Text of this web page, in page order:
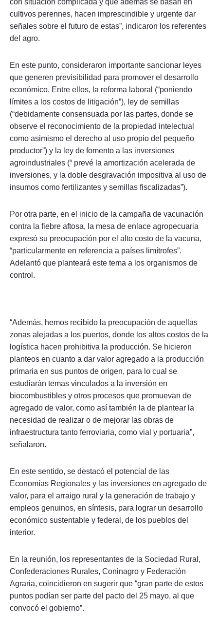
cultivos perennes, hacen imprescindible y urgente dar
señales sobre el futuro de estas”, indicaron los referentes
del agro.
En este punto, consideraron importante sancionar leyes
que generen previsibilidad para promover el desarrollo
económico. Entre ellos, la reforma laboral (“poniendo
límites a los costos de litigación”), ley de semillas
(“debidamente consensuada por las partes, donde se
observe el reconocimiento de la propiedad intelectual
como asimismo el derecho al uso propio del pequeño
productor”) y la ley de fomento a las inversiones
agroindustriales (“ prevé la amortización acelerada de
inversiones, y la doble desgravación impositiva al uso de
insumos como fertilizantes y semillas fiscalizadas”).
Por otra parte, en el inicio de la campaña de vacunación
contra la fiebre aftosa, la mesa de enlace agropecuaria
expresó su preocupación por el alto costo de la vacuna,
“particularmente en referencia a países limítrofes”.
Adelantó que planteará este tema a los organismos de
control.
“Además, hemos recibido la preocupación de aquellas
zonas alejadas a los puertos, donde los altos costos de la
logística hacen prohibitiva la producción. Se hicieron
planteos en cuanto a dar valor agregado a la producción
primaria en sus puntos de origen, para lo cual se
estudiarán temas vinculados a la inversión en
biocombustibles y otros procesos que promuevan de
agregado de valor, como así también la de plantear la
necesidad de realizar o de mejorar las obras de
infraestructura tanto ferroviaria, como vial y portuaria”,
señalaron.
En este sentido, se destacó el potencial de las
Economías Regionales y las inversiones en agregado de
valor, para el arraigo rural y la generación de trabajo y
empleos genuinos, en síntesis, para lograr un desarrollo
económico sustentable y federal, de los pueblos del
interior.
En la reunión, los representantes de la Sociedad Rural,
Confederaciones Rurales, Coninagro y Federación
Agraria, coincidieron en sugerir que “gran parte de estos
puntos podían ser parte del pacto del 25 mayo, al que
convocó el gobierno”.